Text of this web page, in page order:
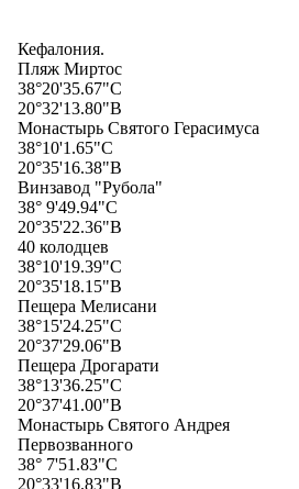
Кефалония.
Пляж Миртос
38°20'35.67"С
20°32'13.80"В
Монастырь Святого Герасимуса
38°10'1.65"С
20°35'16.38"В
Винзавод "Рубола"
38° 9'49.94"С
20°35'22.36"В
40 колодцев
38°10'19.39"С
20°35'18.15"В
Пещера Мелисани
38°15'24.25"С
20°37'29.06"В
Пещера Дрогарати
38°13'36.25"С
20°37'41.00"В
Монастырь Святого Андрея
Первозванного
38° 7'51.83"С
20°33'16.83"В